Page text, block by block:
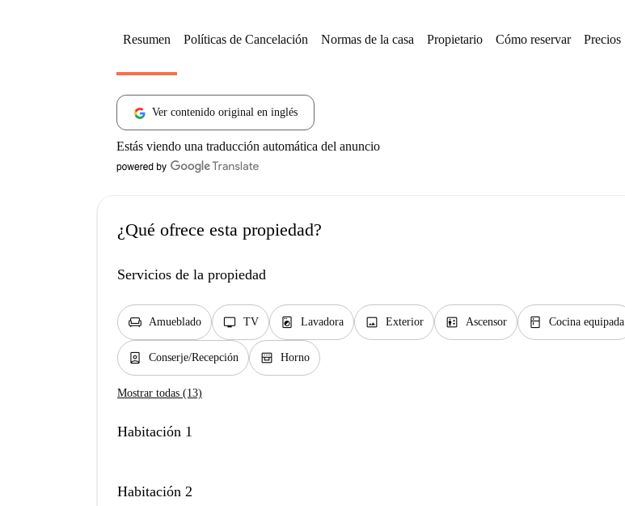
Resumen Políticas de Cancelación Normas de la casa Propietario Cómo reservar Precios
Ver contenido original en inglés
Estás viendo una traducción automática del anuncio
¿Qué ofrece esta propiedad?
Servicios de la propiedad
chair Amueblado tv TV local_laundry_service Lavadora image Exterior elevator Ascensor kitchen Cocina equipada
person_book Conserje/Recepción oven_gen Horno
Mostrar todas (13)
Habitación 1
Habitación 2